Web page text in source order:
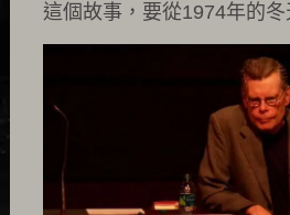
這個故事，要從1974年的冬